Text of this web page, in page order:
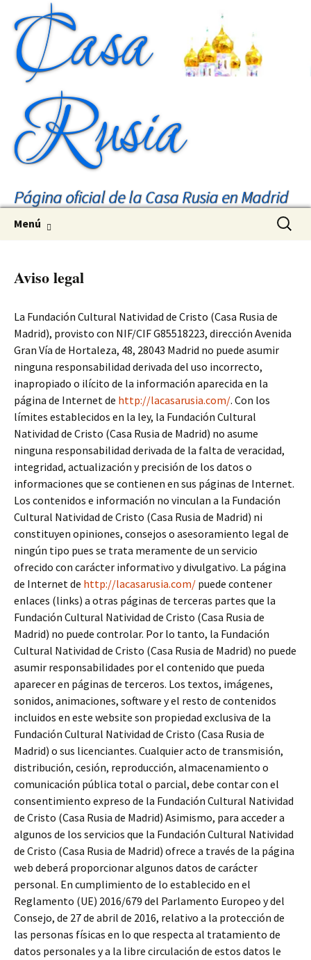
Casa
Rusia
Página oficial de la Casa Rusia en Madrid
Menú Buscar:
Aviso legal
La Fundación Cultural Natividad de Cristo (Casa Rusia de
Madrid), provisto con NIF/CIF G85518223, dirección Avenida
Gran Vía de Hortaleza, 48, 28043 Madrid no puede asumir
ninguna responsabilidad derivada del uso incorrecto,
inapropiado o ilícito de la información aparecida en la
página de Internet de http://lacasarusia.com/. Con los
límites establecidos en la ley, la Fundación Cultural
Natividad de Cristo (Casa Rusia de Madrid) no asume
ninguna responsabilidad derivada de la falta de veracidad,
integridad, actualización y precisión de los datos o
informaciones que se contienen en sus páginas de Internet.
Los contenidos e información no vinculan a la Fundación
Cultural Natividad de Cristo (Casa Rusia de Madrid) ni
constituyen opiniones, consejos o asesoramiento legal de
ningún tipo pues se trata meramente de un servicio
ofrecido con carácter informativo y divulgativo. La página
de Internet de http://lacasarusia.com/ puede contener
enlaces (links) a otras páginas de terceras partes que la
Fundación Cultural Natividad de Cristo (Casa Rusia de
Madrid) no puede controlar. Por lo tanto, la Fundación
Cultural Natividad de Cristo (Casa Rusia de Madrid) no puede
asumir responsabilidades por el contenido que pueda
aparecer en páginas de terceros. Los textos, imágenes,
sonidos, animaciones, software y el resto de contenidos
incluidos en este website son propiedad exclusiva de la
Fundación Cultural Natividad de Cristo (Casa Rusia de
Madrid) o sus licenciantes. Cualquier acto de transmisión,
distribución, cesión, reproducción, almacenamiento o
comunicación pública total o parcial, debe contar con el
consentimiento expreso de la Fundación Cultural Natividad
de Cristo (Casa Rusia de Madrid) Asimismo, para acceder a
algunos de los servicios que la Fundación Cultural Natividad
de Cristo (Casa Rusia de Madrid) ofrece a través de la página
web deberá proporcionar algunos datos de carácter
personal. En cumplimiento de lo establecido en el
Reglamento (UE) 2016/679 del Parlamento Europeo y del
Consejo, de 27 de abril de 2016, relativo a la protección de
las personas físicas en lo que respecta al tratamiento de
datos personales y a la libre circulación de estos datos le